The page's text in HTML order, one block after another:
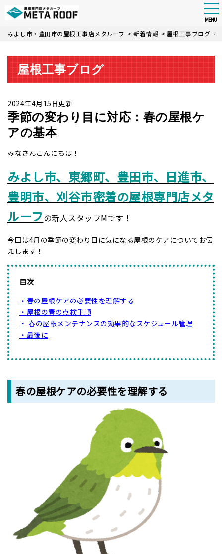
Skip
content
MENU
みよし市・豊田市の屋根工事店メタルーフ > 新着情報 > 屋根工事ブログ >
屋根工事ブログ
2024年4月15日更新
季節の変わり目に対応：春の屋根ケ
アの基本
みなさんこんにちは！
みよし市、東郷町、豊田市、日進市、
豊明市、刈谷市密着の屋根専門店メタ
ルーフの新人スタッフMです！
今回は4月の季節の変わり目に気になる屋根のケアについてお伝
えします！
目次
・春の屋根ケアの必要性を理解する
・屋根の春の点検手順
・ 春の屋根メンテナンスの効果的なスケジュール管理
・最後に
春の屋根ケアの必要性を理解する